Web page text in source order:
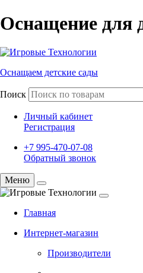
Оснащение для
Оснащаем детские сады
Поиск
Личный кабинет
Регистрация
+7 995-470-07-08
Обратный звонок
Меню
Главная
Интернет-магазин
Производители